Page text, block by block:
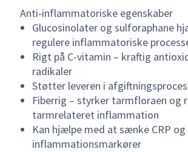
Anti-inflammatoriske egenskaber
Glucosinolater og sulforaphane
regulere inflammatoriske
Rigt på C-vitamin – kraftig
radikaler
Støtter leveren i
Fiberrig – styrker tarmfloraen og
tarmrelateret inflammation
Kan hjælpe med at sænke CRP og
inflammationsmarkører